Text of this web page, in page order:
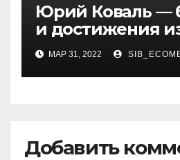
Юрий Коваль —
и достижения
украинского
МАР 31, 2022
Добавить